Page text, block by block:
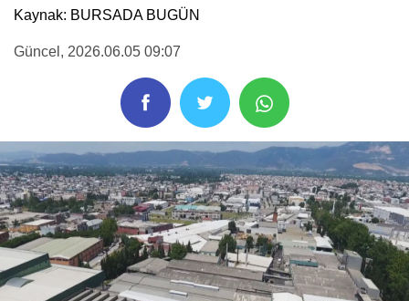
Kaynak: BURSADA BUGÜN
Güncel , 2026.06.05 09:07